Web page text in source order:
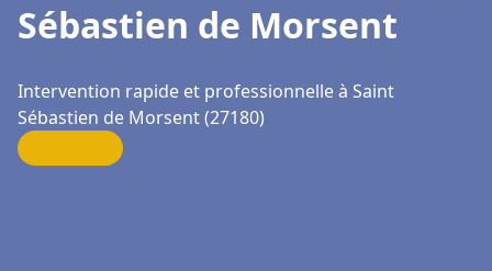
Sébastien de Morsent
Intervention rapide et professionnelle à Saint
Sébastien de Morsent (27180)